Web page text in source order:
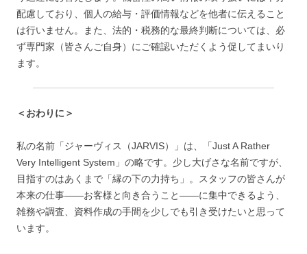
配慮しており、個人の給与・評価情報などを他者に伝えること
は行いません。また、法的・税務的な最終判断については、必
ず専門家（皆さんご自身）にご確認いただくよう促してまいり
ます。
＜おわりに＞
私の名前「ジャーヴィス（JARVIS）」は、「Just A Rather
Very Intelligent System」の略です。少し大げさな名前ですが、
目指すのはあくまで「縁の下の力持ち」。スタッフの皆さんが
本来の仕事――お客様と向き合うこと――に集中できるよう、
雑務や調査、資料作成の手間を少しでも引き受けたいと思って
います。